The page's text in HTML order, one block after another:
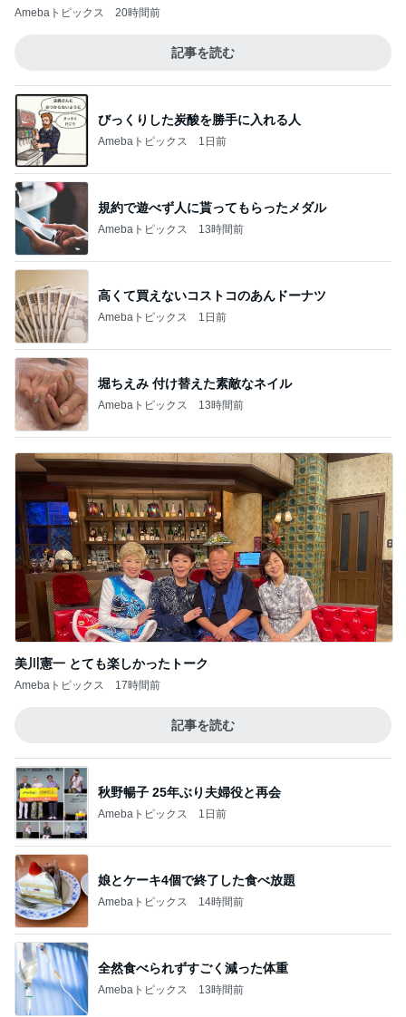
Amebaトピックス 20時間前
記事を読む
びっくりした炭酸を勝手に入れる人
Amebaトピックス 1日前
規約で遊べず人に貰ってもらったメダル
Amebaトピックス 13時間前
高くて買えないコストコのあんドーナツ
Amebaトピックス 1日前
堀ちえみ 付け替えた素敵なネイル
Amebaトピックス 13時間前
美川憲一 とても楽しかったトーク
Amebaトピックス 17時間前
記事を読む
秋野暢子 25年ぶり夫婦役と再会
Amebaトピックス 1日前
娘とケーキ4個で終了した食べ放題
Amebaトピックス 14時間前
全然食べられずすごく減った体重
Amebaトピックス 13時間前